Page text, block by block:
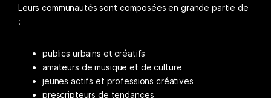
Leurs communautés sont composées en grande partie de
:
publics urbains et créatifs
amateurs de musique et de culture
jeunes actifs et professions créatives
prescripteurs de tendances